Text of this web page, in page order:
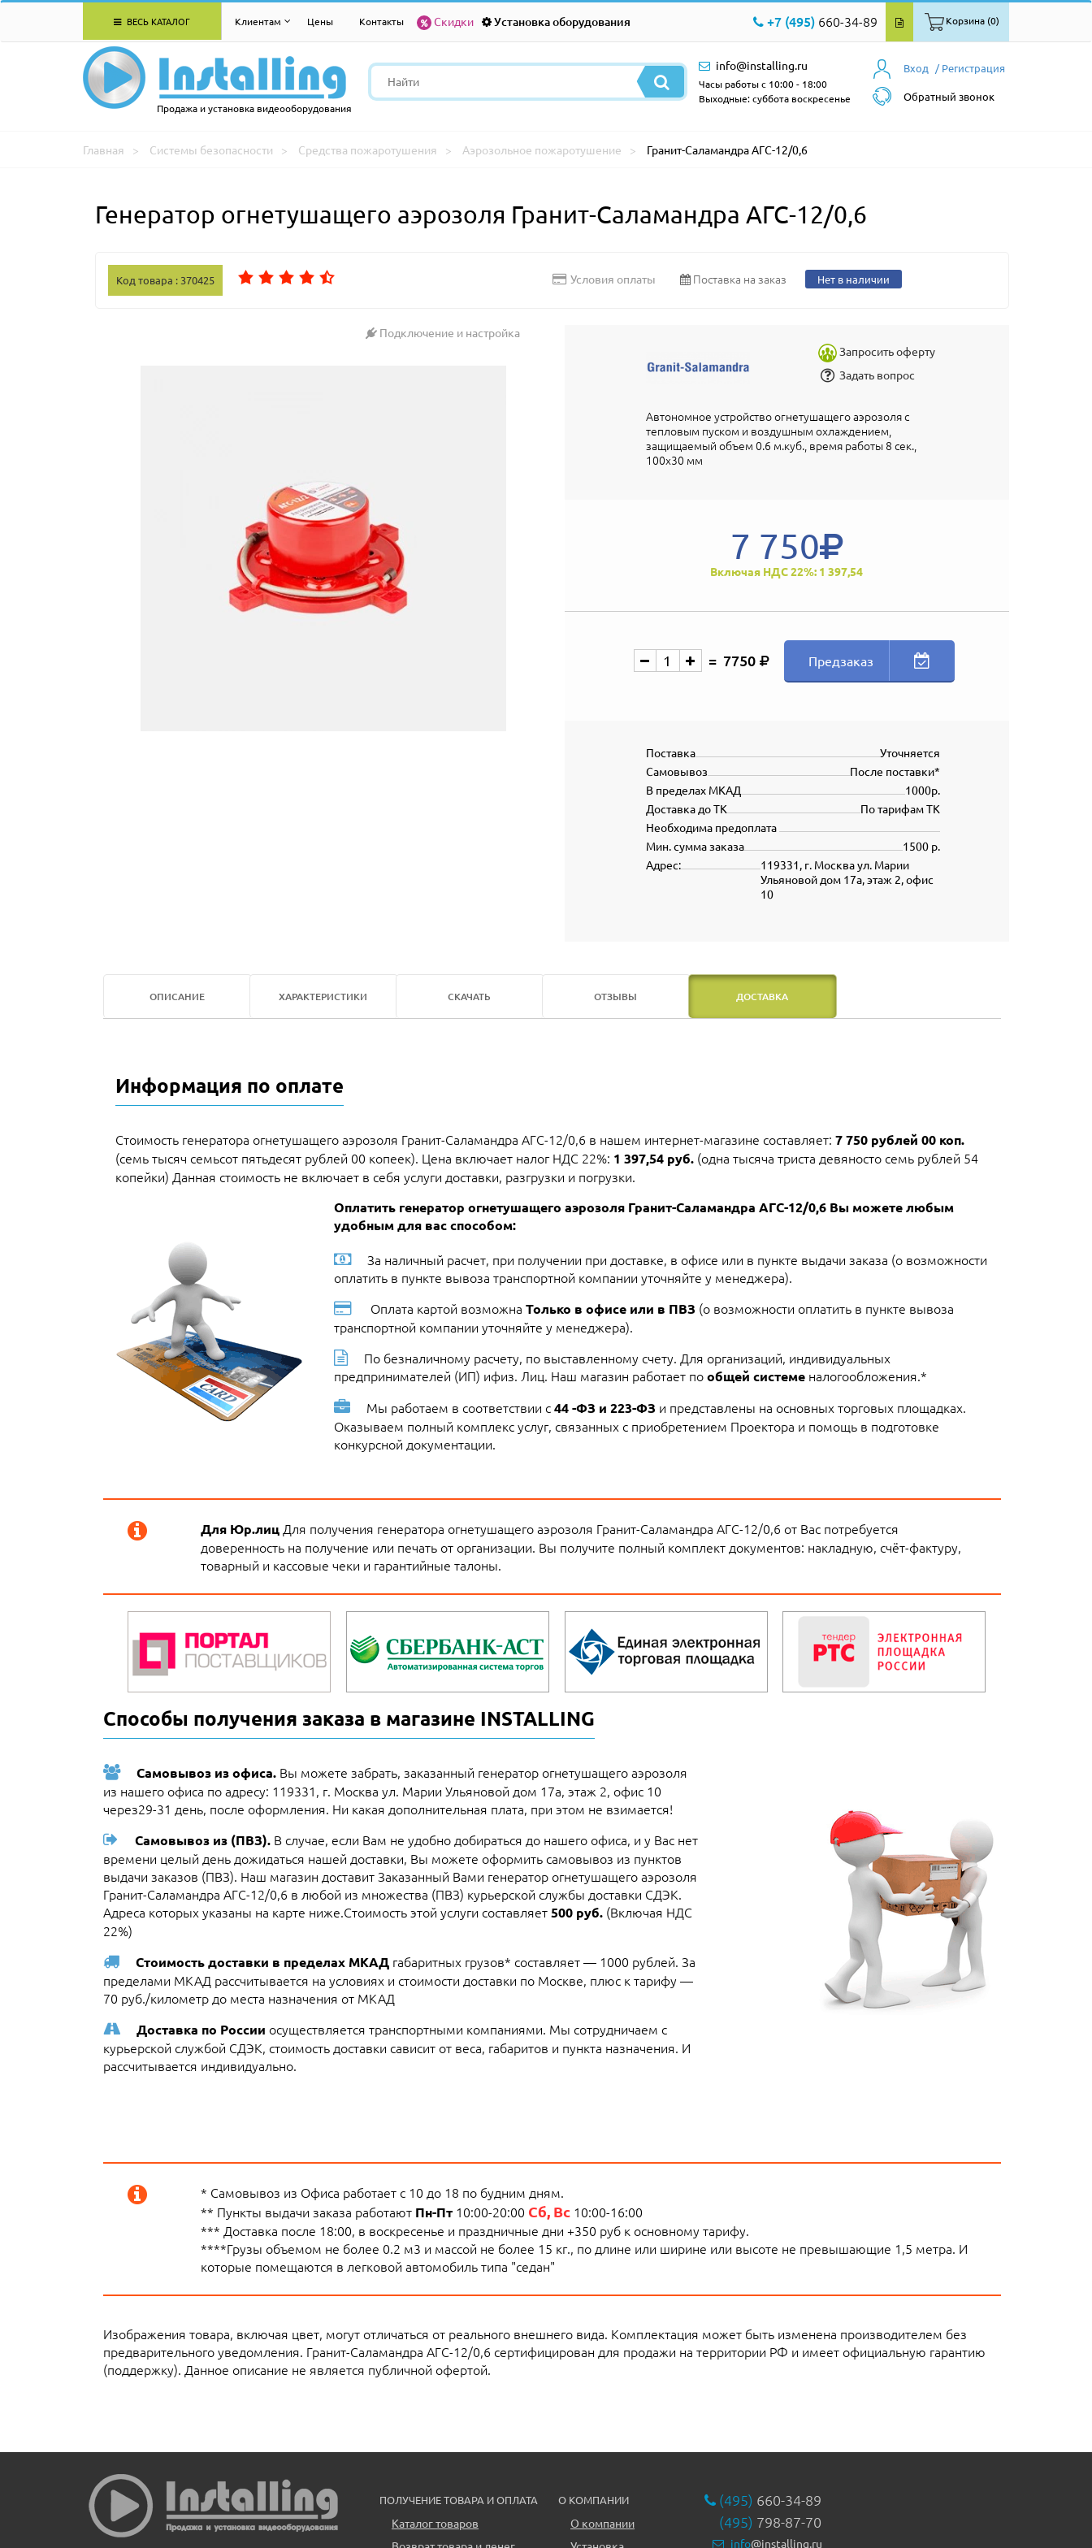
ВЕСЬ КАТАЛОГ Клиентам Цены Контакты Скидки Установка оборудования +7 (495) 660-34-89 Корзина (0)
Продажа и установка видеооборудования
Вход / Регистрация
Обратный звонок
info@installing.ru
Часы работы с 10:00 - 18:00
Выходные: суббота воскресенье
Главная Системы безопасности Средства пожаротушения Аэрозольное пожаротушение Гранит-Саламандра АГС-12/0,6
Генератор огнетушащего аэрозоля Гранит-Саламандра АГС-12/0,6
Код товара : 370425 Условия оплаты Поставка на заказ Нет в наличии
Подключение и настройка
Запросить оферту
Задать вопрос
Автономное устройство огнетушащего аэрозоля с
тепловым пуском и воздушным охлаждением,
защищаемый объем 0.6 м.куб., время работы 8 сек.,
100х30 мм
7 750
Включая НДС 22%: 1 397,54
7750 Предзаказ
Уточняется
Поставка
После поставки*
Самовывоз
1000р.
В пределах МКАД
По тарифам ТК
Доставка до ТК
Необходима предоплата
1500 р.
Мин. сумма заказа
119331, г. Москва ул. Марии
Ульяновой дом 17а, этаж 2, офис
10
Адрес:
ОПИСАНИЕ ХАРАКТЕРИСТИКИ СКАЧАТЬ ОТЗЫВЫ ДОСТАВКА
Информация по оплате
Стоимость генератора огнетушащего аэрозоля Гранит-Саламандра АГС-12/0,6 в нашем интернет-магазине составляет: 7 750 рублей 00 коп.
(семь тысяч семьсот пятьдесят рублей 00 копеек). Цена включает налог НДС 22%: 1 397,54 руб. (одна тысяча триста девяносто семь рублей 54
копейки) Данная стоимость не включает в себя услуги доставки, разгрузки и погрузки.
Оплатить генератор огнетушащего аэрозоля Гранит-Саламандра АГС-12/0,6 Вы можете любым
удобным для вас способом:
За наличный расчет, при получении при доставке, в офисе или в пункте выдачи заказа (о возможности
оплатить в пункте вывоза транспортной компании уточняйте у менеджера).
Оплата картой возможна Только в офисе или в ПВЗ (о возможности оплатить в пункте вывоза
транспортной компании уточняйте у менеджера).
По безналичному расчету, по выставленному счету. Для организаций, индивидуальных
предпринимателей (ИП) ифиз. Лиц. Наш магазин работает пообщей системеналогообложения.*
Мы работаем в соответствии с44 -ФЗ и 223-ФЗ и представлены на основных торговых площадках.
Оказываем полный комплекс услуг, связанных с приобретением Проектора и помощь в подготовке
конкурсной документации.
Для Юр.лицДля получения генератора огнетушащего аэрозоля Гранит-Саламандра АГС-12/0,6 от Вас потребуется
доверенность на получение или печать от организации. Вы получите полный комплект документов: накладную, счёт-фактуру,
товарный и кассовые чеки и гарантийные талоны.
Способы получения заказа в магазине INSTALLING
Самовывоз из офиса. Вы можете забрать, заказанный генератор огнетушащего аэрозоля
из нашего офиса по адресу: 119331, г. Москва ул. Марии Ульяновой дом 17а, этаж 2, офис 10
через29-31 день, после оформления. Ни какая дополнительная плата, при этом не взимается!
Самовывоз из (ПВЗ). В случае, если Вам не удобно добираться до нашего офиса, и у Вас нет
времени целый день дожидаться нашей доставки, Вы можете оформить самовывоз из пунктов
выдачи заказов (ПВЗ). Наш магазин доставит Заказанный Вами генератор огнетушащего аэрозоля
Гранит-Саламандра АГС-12/0,6 в любой из множества (ПВЗ) курьерской службы доставки СДЭК.
Адреса которых указаны на карте ниже.Стоимость этой услуги составляет500 руб. (Включая НДС
22%)
Стоимость доставки в пределах МКАД габаритных грузов* составляет — 1000 рублей. За
пределами МКАД рассчитывается на условиях и стоимости доставки по Москве, плюс к тарифу —
70 руб./километр до места назначения от МКАД
Доставка по России осуществляется транспортными компаниями. Мы сотрудничаем с
курьерской службой СДЭК, стоимость доставки сависит от веса, габаритов и пункта назначения. И
рассчитывается индивидуально.
* Самовывоз из Офиса работает с 10 до 18 по будним дням.
** Пункты выдачи заказа работают Пн-Пт10:00-20:00 Сб, Вс10:00-16:00
*** Доставка после 18:00, в воскресенье и праздничные дни +350 руб к основному тарифу.
****Грузы объемом не более 0.2 м3 и массой не более 15 кг., по длине или ширине или высоте не превышающие 1,5 метра. И
которые помещаются в легковой автомобиль типа "седан"
Изображения товара, включая цвет, могут отличаться от реального внешнего вида. Комплектация может быть изменена производителем без
предварительного уведомления. Гранит-Саламандра АГС-12/0,6 сертифицирован для продажи на территории РФ и имеет официальную гарантию
(поддержку). Данное описание не является публичной офертой.
ПОЛУЧЕНИЕ ТОВАРА И ОПЛАТА
Каталог товаров
О КОМПАНИИ
О компании
(495) 660-34-89
(495) 798-87-70
info@installing.ru